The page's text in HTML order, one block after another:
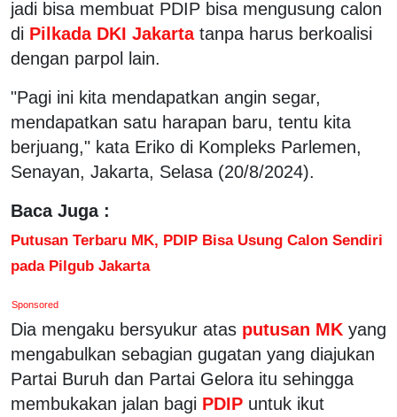
jadi bisa membuat PDIP bisa mengusung calon
di Pilkada DKI Jakarta tanpa harus berkoalisi
dengan parpol lain.
"Pagi ini kita mendapatkan angin segar,
mendapatkan satu harapan baru, tentu kita
berjuang," kata Eriko di Kompleks Parlemen,
Senayan, Jakarta, Selasa (20/8/2024).
Baca Juga :
Putusan Terbaru MK, PDIP Bisa Usung Calon Sendiri
pada Pilgub Jakarta
Sponsored
Dia mengaku bersyukur atas putusan MK yang
mengabulkan sebagian gugatan yang diajukan
Partai Buruh dan Partai Gelora itu sehingga
membukakan jalan bagi PDIP untuk ikut